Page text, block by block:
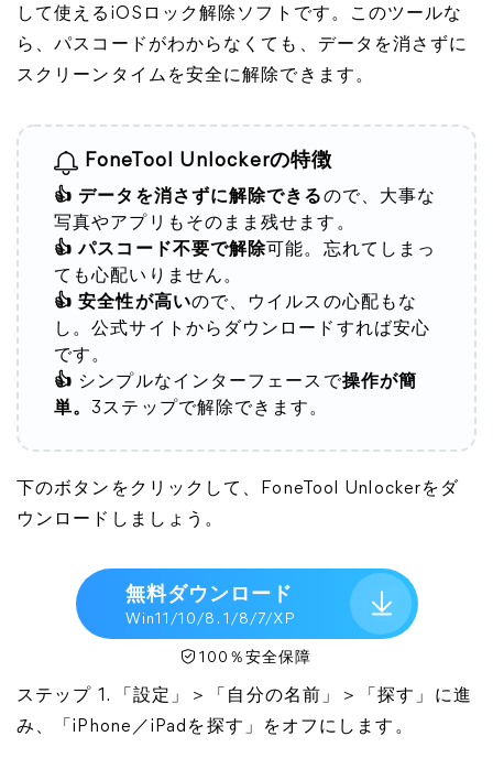
して使えるiOSロック解除ソフトです。このツールな
ら、パスコードがわからなくても、データを消さずに
スクリーンタイムを安全に解除できます。
FoneTool Unlockerの特徴
👍 データを消さずに解除できるので、大事な
写真やアプリもそのまま残せます。
👍 パスコード不要で解除可能。忘れてしまっ
ても心配いりません。
👍 安全性が高いので、ウイルスの心配もな
し。公式サイトからダウンロードすれば安心
です。
👍 シンプルなインターフェースで操作が簡
単。 3ステップで解除できます。
下のボタンをクリックして、FoneTool Unlockerをダ
ウンロードしましょう。
無料ダウンロード
Win11/10/8. 1/8/7/XP
100％安全保障
ステップ 1. 「設定」＞「自分の名前」＞「探す」に進
み、「iPhone／iPadを探す」をオフにします。